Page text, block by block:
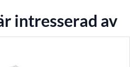
intresserad av